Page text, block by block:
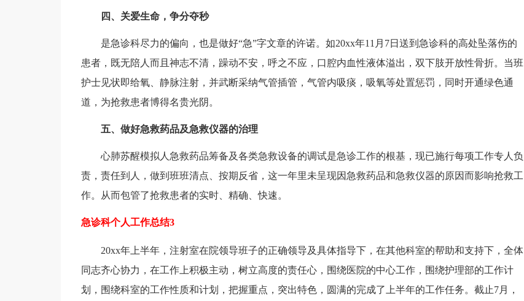
四、关爱生命，争分夺秒
是急诊科尽力的偏向，也是做好“急”字文章的许诺。如20xx年11月7日送到急诊科的高处坠落伤的
患者，既无陪人而且神志不清，躁动不安，呼之不应，口腔内血性液体溢出，双下肢开放性骨折。当班
护士见状即给氧、静脉注射，并武断采纳气管插管，气管内吸痰，吸氧等处置惩罚，同时开通绿色通
道，为抢救患者博得名贵光阴。
五、做好急救药品及急救仪器的治理
心肺苏醒模拟人急救药品筹备及各类急救设备的调试是急诊工作的根基，现已施行每项工作专人负
责，责任到人，做到班班清点、按期反省，这一年里未呈现因急救药品和急救仪器的原因而影响抢救工
作。从而包管了抢救患者的实时、精确、快速。
急诊科个人工作总结3
20xx年上半年，注射室在院领导班子的正确领导及具体指导下，在其他科室的帮助和支持下，全体
同志齐心协力，在工作上积极主动，树立高度的责任心，围绕医院的中心工作，围绕护理部的工作计
划，围绕科室的工作性质和计划，把握重点，突出特色，圆满的完成了上半年的工作任务。截止7月，